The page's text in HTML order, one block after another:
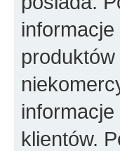
informacje
klientów.